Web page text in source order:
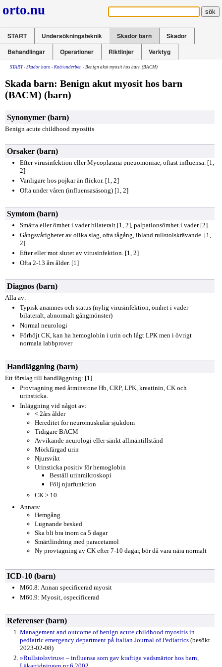
orto.nu
START Undersökningsteknik Skador barn
Skador
Behandlingar
Operationer Riktlinjer Verktyg
START- Skador barn - Knä/underben - Benign akut myosit hos barn (BACM)
Skada barn: Benign akut myosit hos barn
(BACM) (barn)
Synonymer (barn)
Benign acute childhood myositis
Orsaker (barn)
Efter virusinfektion eller Mycoplasma pneuomoniae, oftast influensa. [1,
2]
Vanligare hos pojkar än flickor. [1, 2]
Ofta under våren (influensasäsong) [1, 2]
Symtom (barn)
Smärta eller ömhet i vader bilateralt [1, 2], palpationsömhet i vader [2].
Gångsvårigheter av olika slag, ofta tågång, ibland rullstolskrävande. [1,
2]
Efter eller mot slutet av virusinfektion. [1, 2]
Ofta 2-13 års ålder. [1]
Diagnos (barn)
Alla av:
Typisk anamnes och status (nylig virusinfektion, ömhet i vader
bilateralt, abnormalt gångmönster)
Normal neurologi
Förhöjt CK, kan ha hemoglobin i urin och lågt LPK men i övrigt
normala labbprover
Handläggning (barn)
Ett förslag till handläggning: [1]
Provtagning med åtminstone Hb, CRP, LPK, kreatinin, CK och
urinsticka.
Inläggning vid något av:
< 2års ålder
Hereditet för neuromuskulär sjukdom
Tidigare BACM
Avvikande neurologi eller sänkt allmäntillstånd
Mörkfärgad urin
Njursvikt
Urinsticka positiv för hemoglobin
Beställ urinmikroskopi
Följ njurfunktion
CK > 10
Annars:
Hemgång
Lugnande besked
Ska bli bra inom ca 5 dagar
Smärtlindring med paracetamol
Ny provtagning av CK efter 7-10 dagar, bör då vara nära normalt
ICD-10 (barn)
M60.8: Annan specificerad myosit
M60.9: Myosit, ospecificerad
Referenser (barn)
Management and outcome of benign acute childhood myositis in
pediatric emergency department på Italian Journal of Pediatrics (besökt
2023-02-08)
»Rullstolsvirus« – influensa som gav kraftiga vadsmärtor hos barn,